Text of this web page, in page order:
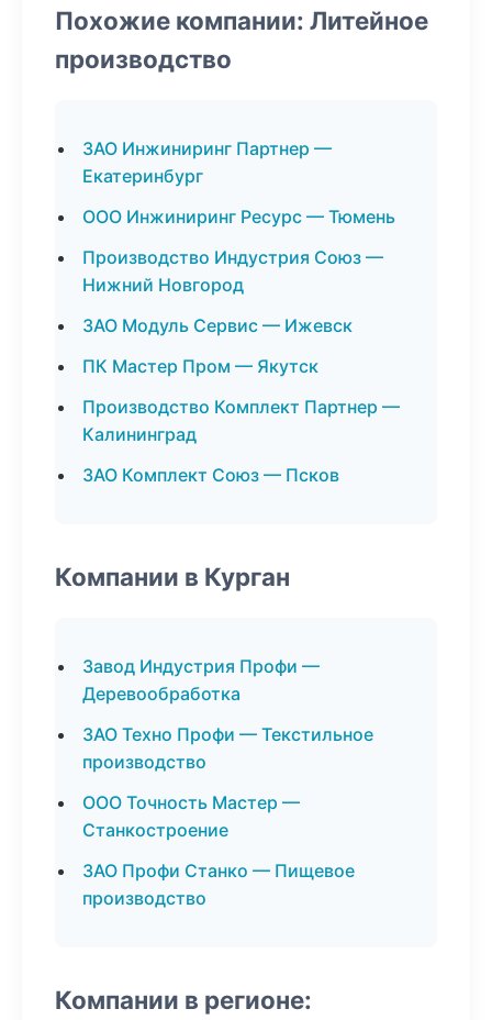
Похожие компании: Литейное
производство
ЗАО Инжиниринг Партнер —
Екатеринбург
ООО Инжиниринг Ресурс — Тюмень
Производство Индустрия Союз —
Нижний Новгород
ЗАО Модуль Сервис — Ижевск
ПК Мастер Пром — Якутск
Производство Комплект Партнер —
Калининград
ЗАО Комплект Союз — Псков
Компании в Курган
Завод Индустрия Профи —
Деревообработка
ЗАО Техно Профи — Текстильное
производство
ООО Точность Мастер —
Станкостроение
ЗАО Профи Станко — Пищевое
производство
Компании в регионе: